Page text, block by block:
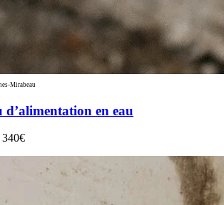
Mirabeau
d’alimentation en eau
340€